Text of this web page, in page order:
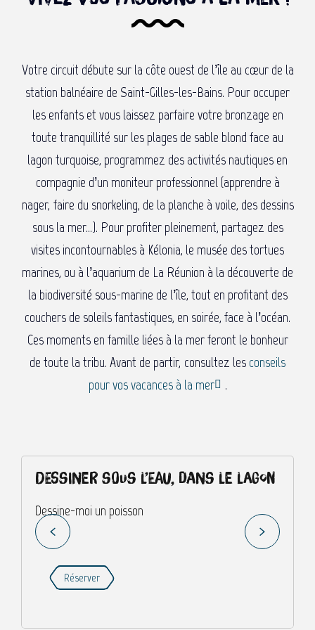
Informations pratiques
Votre circuit débute sur la côte ouest de l’île au cœur de la
station balnéaire de Saint-Gilles-les-Bains. Pour occuper
les enfants et vous laissez parfaire votre bronzage en
toute tranquillité sur les plages de sable blond face au
lagon turquoise, programmez des activités nautiques en
compagnie d’un moniteur professionnel (apprendre à
nager, faire du snorkeling, de la planche à voile, des dessins
sous la mer…). Pour profiter pleinement, partagez des
visites incontournables à Kélonia, le musée des tortues
marines, ou à l’aquarium de La Réunion à la découverte de
la biodiversité sous-marine de l’île, tout en profitant des
couchers de soleils fantastiques, en soirée, face à l’océan.
Ces moments en famille liées à la mer feront le bonheur
de toute la tribu. Avant de partir, consultez les conseils
pour vos vacances à la mer
.
Dessiner sous l’eau, dans le lagon
Dessine-moi un poisson
Réserver